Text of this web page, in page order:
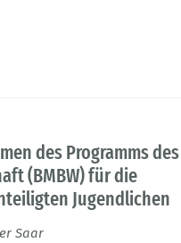
des Programms des
(BMBW) für die
Jugendlichen
Saar